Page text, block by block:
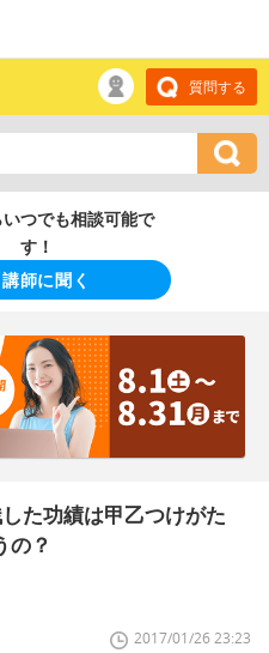
質問する
つでも相談可能で
す！
師に聞く
た功績は甲乙つけがた
の？
2017/01/26 23:23